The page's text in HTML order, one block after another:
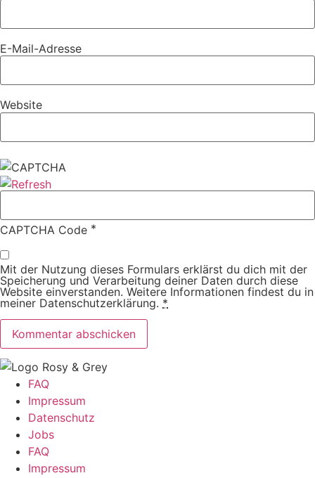
E-Mail-Adresse
Website
CAPTCHA Code *
Mit der Nutzung dieses Formulars erklärst du dich mit der
Speicherung und Verarbeitung deiner Daten durch diese
Website einverstanden. Weitere Informationen findest du in
meiner Datenschutzerklärung. *
FAQ
Impressum
Datenschutz
Jobs
FAQ
Impressum